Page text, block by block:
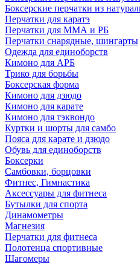
Боксерские перчатки из
Перчатки для каратэ
Перчатки для ММА и РБ
Перчатки снарядные, шингарты
Одежда для единоборств
Кимоно для АРБ
Трико для борьбы
Боксерская форма
Кимоно для дзюдо
Кимоно для карате
Кимоно для тэквондо
Куртки и шорты для самбо
Пояса для карате и дзюдо
Обувь для единоборств
Боксерки
Самбовки, борцовки
Фитнес, Гимнастика
Аксессуары для фитнеса
Бутылки для спорта
Динамометры
Магнезия
Перчатки для фитнеса
Полотенца спортивные
Шагомеры